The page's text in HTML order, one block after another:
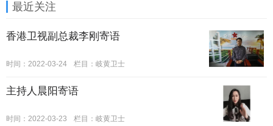
最近关注
香港卫视副总裁李刚寄语
时间：2022-03-24 栏目： 岐黄卫士
主持人晨阳寄语
时间：2022-03-23 栏目： 岐黄卫士